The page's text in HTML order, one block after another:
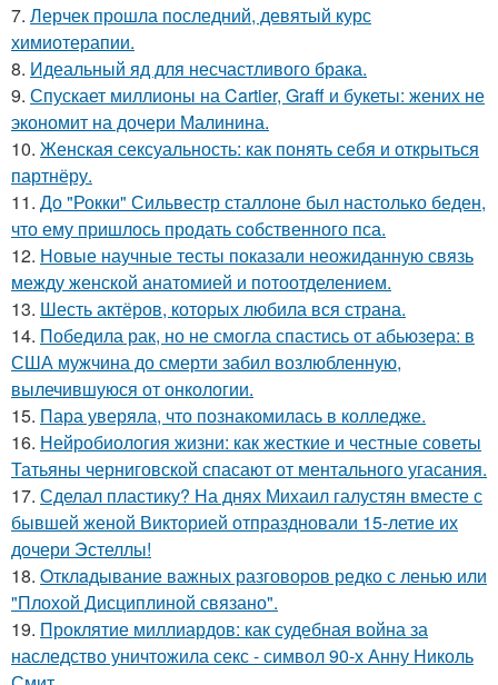
7. Лерчек прошла последний, девятый курс
химиотерапии.
8. Идеальный яд для несчастливого брака.
9. Спускает миллионы на Cartier, Graff и букеты: жених не
экономит на дочери Малинина.
10. Женская сексуальность: как понять себя и открыться
партнёру.
11. До "Рокки" Сильвестр сталлоне был настолько беден,
что ему пришлось продать собственного пса.
12. Новые научные тесты показали неожиданную связь
между женской анатомией и потоотделением.
13. Шесть актёров, которых любила вся страна.
14. Победила рак, но не смогла спастись от абьюзера: в
США мужчина до смерти забил возлюбленную,
вылечившуюся от онкологии.
15. Пара уверяла, что познакомилась в колледже.
16. Нейробиология жизни: как жесткие и честные советы
Татьяны черниговской спасают от ментального угасания.
17. Сделал пластику? На днях Михаил галустян вместе с
бывшей женой Викторией отпраздновали 15-летие их
дочери Эстеллы!
18. Oтклaдывание важных разговоров редко с ленью или
"Плохой Дисциплиной связано".
19. Проклятие миллиардов: как судебная война за
наследство уничтожила секс - символ 90-х Анну Николь